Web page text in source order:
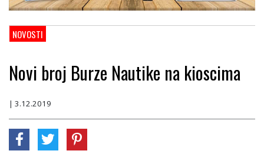
NOVOSTI
Novi broj Burze Nautike na kioscima
| 3.12.2019